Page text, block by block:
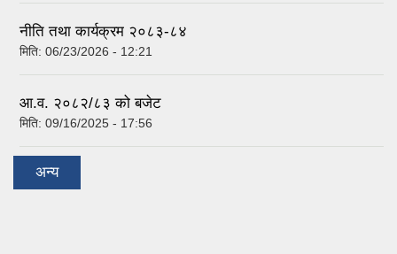
नीति तथा कार्यक्रम २०८३-८४
मिति: 06/23/2026 - 12:21
आ.व. २०८२/८३ को बजेट
मिति: 09/16/2025 - 17:56
अन्य